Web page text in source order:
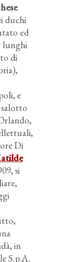
duchi
ed
lunghi
di
e
Di
si
in
S.p.A.